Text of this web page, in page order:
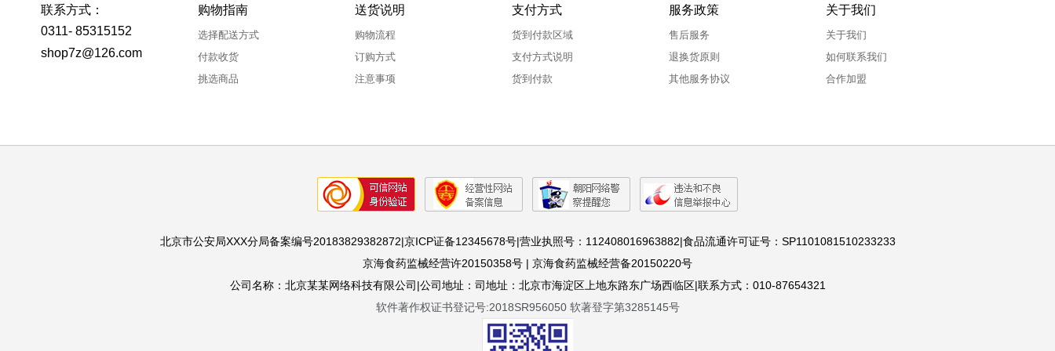
联系方式：
0311- 85315152
shop7z@126.com
购物指南
选择配送方式
付款收货
挑选商品
送货说明
购物流程
订购方式
注意事项
支付方式
货到付款区域
支付方式说明
货到付款
服务政策
售后服务
退换货原则
其他服务协议
关于我们
关于我们
如何联系我们
合作加盟
北京市公安局XXX分局备案编号20183829382872|京ICP证备12345678号|营业执照号：112408016963882|食品流通许可证号：SP1101081510233233
京海食药监械经营许20150358号 | 京海食药监械经营备20150220号
公司名称：北京某某网络科技有限公司|公司地址：司地址：北京市海淀区上地东路东广场西临区|联系方式：010-87654321
软件著作权证书登记号:2018SR956050 软著登字第3285145号